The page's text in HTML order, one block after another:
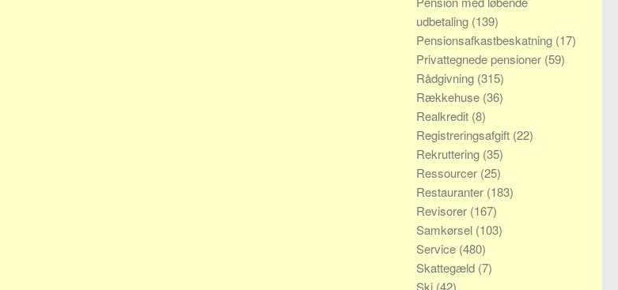
udbetaling (139)
Pensionsafkastbeskatning (17)
Privattegnede pensioner (59)
Rådgivning (315)
Rækkehuse (36)
Realkredit (8)
Registreringsafgift (22)
Rekruttering (35)
Ressourcer (25)
Restauranter (183)
Revisorer (167)
Samkørsel (103)
Service (480)
Skattegæld (7)
Ski (42)